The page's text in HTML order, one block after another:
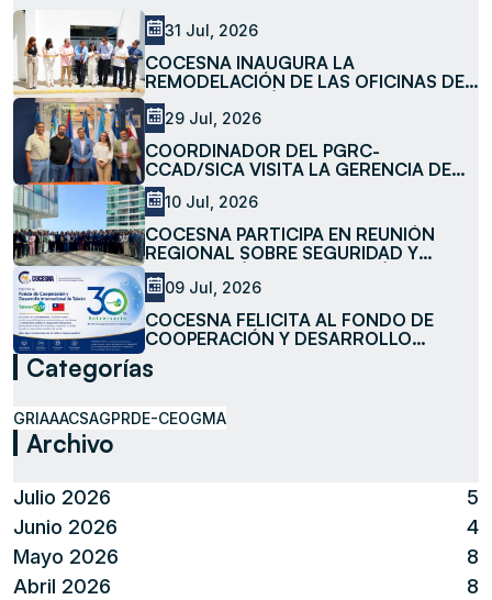
31 Jul, 2026
COCESNA INAUGURA LA
REMODELACIÓN DE LAS OFICINAS DE
LA SUBESTACIÓN LA MESA
29 Jul, 2026
COORDINADOR DEL PGRC-
CCAD/SICA VISITA LA GERENCIA DE
MEDIO AMBIENTE DE COCESNA
10 Jul, 2026
COCESNA PARTICIPA EN REUNIÓN
REGIONAL SOBRE SEGURIDAD Y
FACILITACIÓN DE LA AVIACIÓN
09 Jul, 2026
COCESNA FELICITA AL FONDO DE
COOPERACIÓN Y DESARROLLO
(TAIWANICDF) EN SU 30 ANIVERSARIO
Categorías
GRIAAACSAGPRDE-CEOGMA
Archivo
Julio 2026
5
Junio 2026
4
Mayo 2026
8
Abril 2026
8